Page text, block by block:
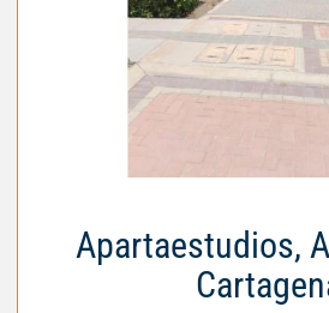
Apartaestudios,